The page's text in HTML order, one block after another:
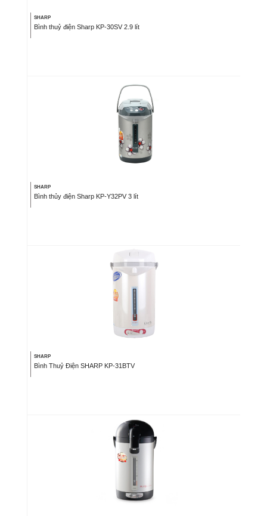
SHARP
Bình thuỷ điện Sharp KP-30SV 2.9 lít
SHARP
Bình thủy điện Sharp KP-Y32PV 3 lít
SHARP
Bình Thuỷ Điện SHARP KP-31BTV